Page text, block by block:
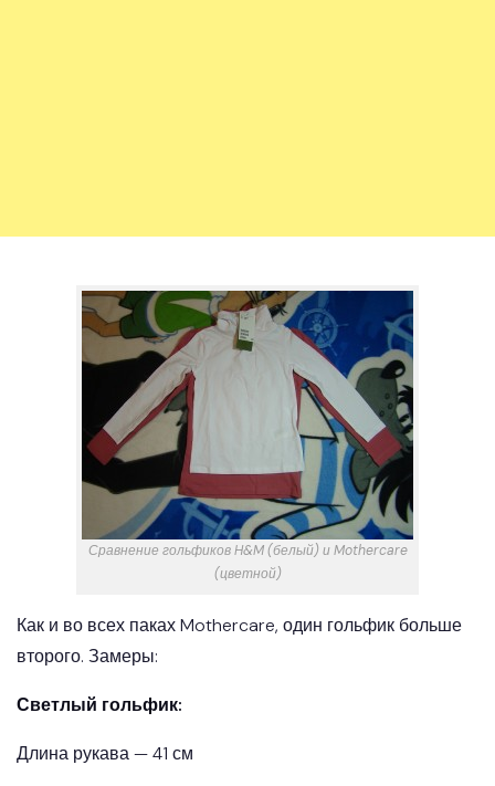
Сравнение гольфиков H&M (белый) и Mothercare
(цветной)
Как и во всех паках Mothercare, один гольфик больше
второго. Замеры:
Светлый гольфик:
Длина рукава — 41 см